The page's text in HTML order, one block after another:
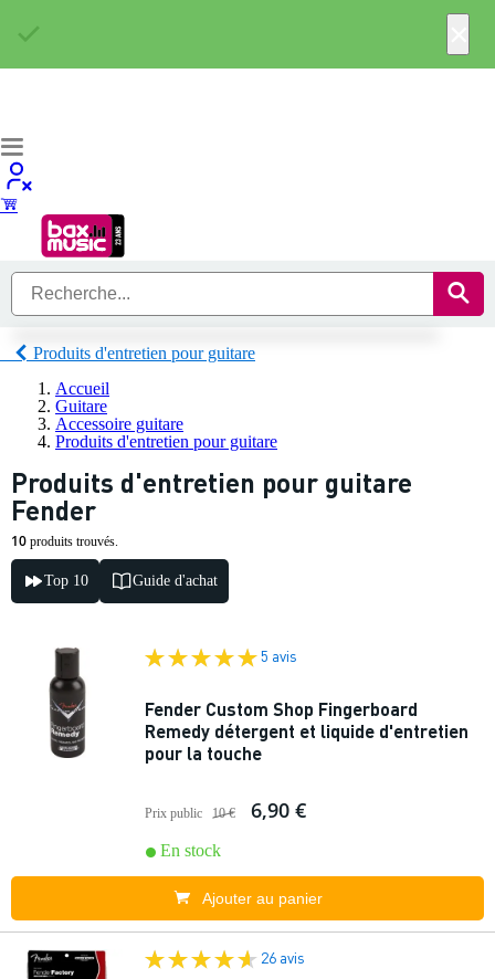
Produits d'entretien pour guitare
Accueil
Guitare
Accessoire guitare
Produits d'entretien pour guitare
Produits d'entretien pour guitare
Fender
10 produits trouvés.
Top 10 Guide d'achat
5 avis
Fender Custom Shop Fingerboard
Remedy détergent et liquide d'entretien
pour la touche
Prix public 10 € 6,90 €
En stock
Ajouter au panier
26 avis